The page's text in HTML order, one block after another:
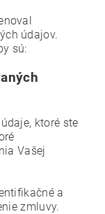
údajov.
sú:
ktoré ste
Vašej
a
zmluvy.